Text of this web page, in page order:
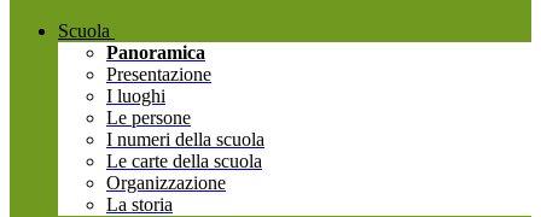
Scuola
Panoramica
Presentazione
I luoghi
Le persone
I numeri della scuola
Le carte della scuola
Organizzazione
La storia